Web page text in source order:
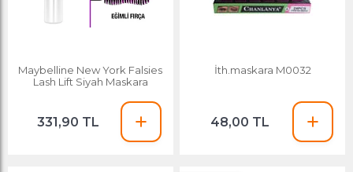
Maybelline New York Falsies
Lash Lift Siyah Maskara
331,90 TL
İth.maskara M0032
48,00 TL